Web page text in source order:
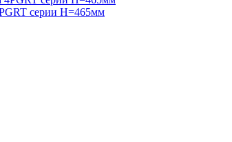
серии H=465мм